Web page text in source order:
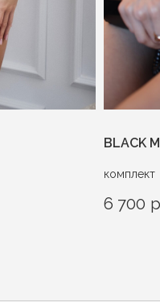
BLACK
комплект
6 700